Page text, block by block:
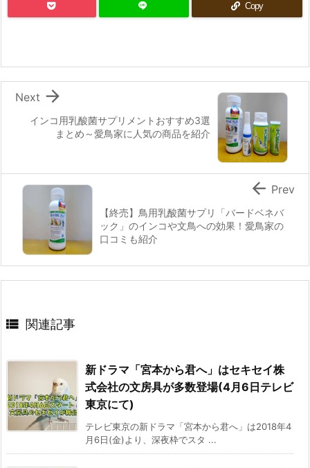
Copy
インコ用乳酸菌サプリメントおすすめ3選
まとめ～愛鳥家に人気の商品を紹介

Next
【終売】鳥用乳酸菌サプリ「バードベネバ
ック」のインコや文鳥への効果！愛鳥家の
口コミも紹介
 Prev
 関連記事
新ドラマ「宮本から君へ」はセキセイ株
式会社の文房具が多数登場(4月6日テレビ
東京にて)
テレビ東京の新ドラマ「宮本から君へ」は2018年4
月6日(金)より、深夜枠でスタ ...